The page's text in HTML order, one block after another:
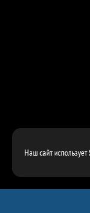
Наш сайт